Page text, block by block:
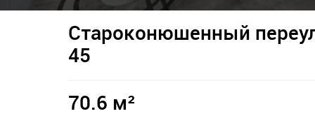
Староконюшенный
45
70.6 м²